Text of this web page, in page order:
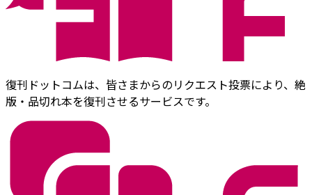
復刊ドットコムは、皆さまからのリクエスト投票により、絶
版・品切れ本を復刊させるサービスです。